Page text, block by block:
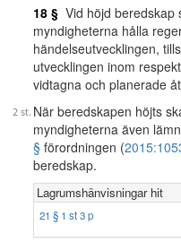
18 § Vid höjd beredskap
myndigheterna hålla
händelseutvecklingen,
utvecklingen inom
vidtagna och planerade
När beredskapen höjts
myndigheterna även
§ förordningen (
beredskap.
Lagrumshänvisningar hit
21 § 1 st 3 p